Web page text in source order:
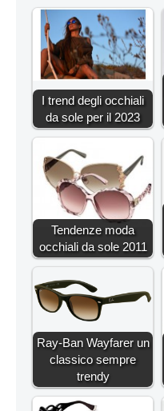
I trend degli occhiali
da sole per il 2023
Tendenze moda
occhiali da sole 2011
Ray-Ban Wayfarer un
classico sempre
trendy